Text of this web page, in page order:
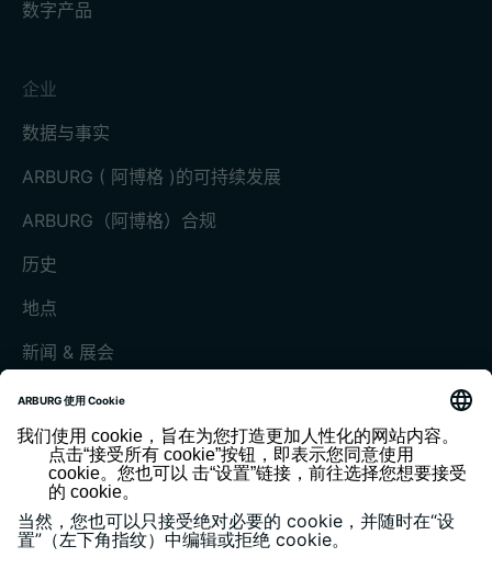
数字产品
企业
数据与事实
ARBURG ( 阿博格 )的可持续发展
ARBURG（阿博格）合规
历史
地点
新闻 & 展会
展会和活动
媒体中心
客户杂志《today》